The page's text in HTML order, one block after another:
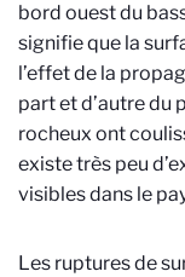
bord ouest du
signifie que la
l’effet de la
part et d’autre du
rocheux ont
existe très peu
visibles dans le
Les ruptures de